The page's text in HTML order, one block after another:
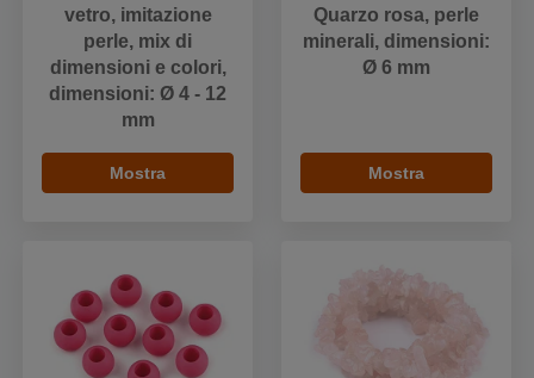
vetro, imitazione
perle, mix di
dimensioni e colori,
dimensioni: Ø 4 - 12
mm
Mostra
Quarzo rosa, perle
minerali, dimensioni:
Ø 6 mm
Mostra